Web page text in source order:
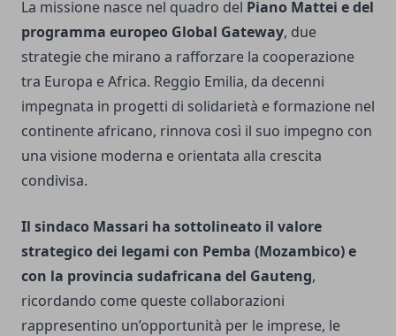
La missione nasce nel quadro del Piano Mattei e del
programma europeo Global Gateway, due
strategie che mirano a rafforzare la cooperazione
tra Europa e Africa. Reggio Emilia, da decenni
impegnata in progetti di solidarietà e formazione nel
continente africano, rinnova così il suo impegno con
una visione moderna e orientata alla crescita
condivisa.
Il sindaco Massari ha sottolineato il valore
strategico dei legami con Pemba (Mozambico) e
con la provincia sudafricana del Gauteng,
ricordando come queste collaborazioni
rappresentino un’opportunità per le imprese, le